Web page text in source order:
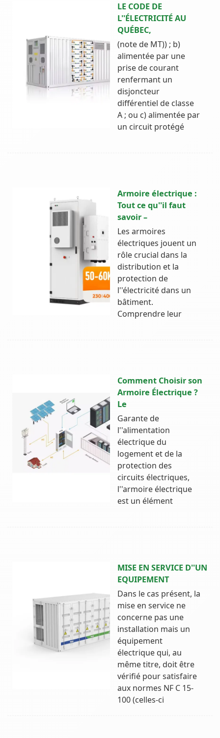
LE CODE DE
L''ÉLECTRICITÉ AU
QUÉBEC,
(note de MT)) ; b)
alimentée par une
prise de courant
renfermant un
disjoncteur
différentiel de classe
A ; ou c) alimentée par
un circuit protégé
Armoire électrique :
Tout ce qu''il faut
savoir –
Les armoires
électriques jouent un
rôle crucial dans la
distribution et la
protection de
l''électricité dans un
bâtiment.
Comprendre leur
Comment Choisir son
Armoire Électrique ?
Le
Garante de
l''alimentation
électrique du
logement et de la
protection des
circuits électriques,
l''armoire électrique
est un élément
MISE EN SERVICE D''UN
EQUIPEMENT
Dans le cas présent, la
mise en service ne
concerne pas une
installation mais un
équipement
électrique qui, au
même titre, doit être
vérifié pour satisfaire
aux normes NF C 15-
100 (celles-ci